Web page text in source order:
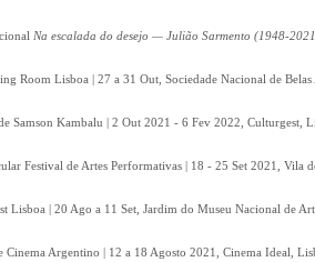
Na escalada do desejo — Julião Sarmento (1948-
Room Lisboa | 27 a 31 Out, Sociedade Nacional de
de Samson Kambalu | 2 Out 2021 - 6 Fev 2022, Culturgest,
Festival de Artes Performativas | 18 - 25 Set 2021, Vila
Lisboa | 20 Ago a 11 Set, Jardim do Museu Nacional de
Cinema Argentino | 12 a 18 Agosto 2021, Cinema Ideal,